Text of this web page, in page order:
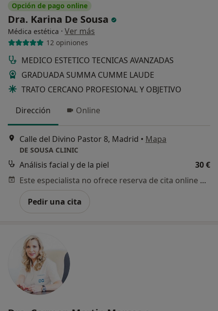
Opción de pago online
Dra. Karina De Sousa
Médica estética · Ver más
12 opiniones
MEDICO ESTETICO TECNICAS AVANZADAS
GRADUADA SUMMA CUMME LAUDE
TRATO CERCANO PROFESIONAL Y OBJETIVO
Dirección
Online
Calle del Divino Pastor 8, Madrid • Mapa
DE SOUSA CLINIC
Análisis facial y de la piel
30 €
Este especialista no ofrece reserva de cita online en esta dirección.
Pedir una cita